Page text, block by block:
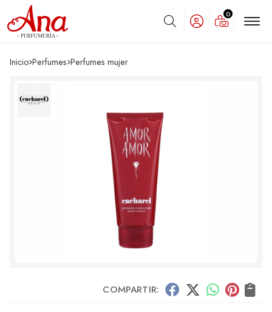
Buscar
0
Inicio perfumes perfumes mujer
COMPARTIR: